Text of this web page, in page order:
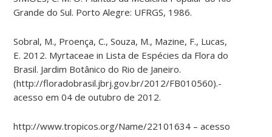
Grande do Sul. Porto Alegre: UFRGS, 1986.
Sobral, M., Proença, C., Souza, M., Mazine, F., Lucas,
E. 2012. Myrtaceae in Lista de Espécies da Flora do
Brasil. Jardim Botânico do Rio de Janeiro.
(http://floradobrasil.jbrj.gov.br/2012/FB010560).-
acesso em 04 de outubro de 2012.
http://www.tropicos.org/Name/22101634 – acesso